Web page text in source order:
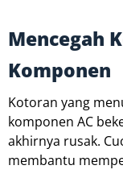
Mencegah
Komponen
Kotoran yang
komponen AC
akhirnya rusak.
membantu